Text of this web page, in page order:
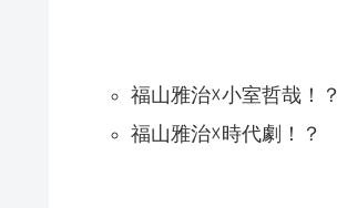
福山雅治☓小室哲哉！？
福山雅治☓時代劇！？